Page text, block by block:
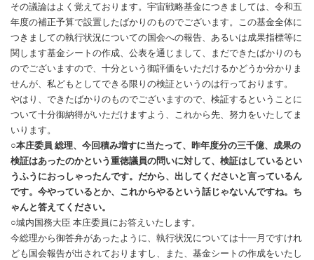
その議論はよく覚えております。宇宙戦略基金につきましては、令和五
年度の補正予算で設置したばかりのものでございます。この基金全体に
つきましての執行状況についての国会への報告、あるいは成果指標等に
関します基金シートの作成、公表を通じまして、まだできたばかりのも
のでございますので、十分という御評価をいただけるかどうか分かりま
せんが、私どもとしてできる限りの検証というのは行っております。
やはり、できたばかりのものでございますので、検証するということに
ついて十分御納得がいただけますよう、これから先、努力をいたしてま
いります。
○本庄委員 総理、今回積み増すに当たって、昨年度分の三千億、成果の
検証はあったのかという重徳議員の問いに対して、検証はしているとい
う ふうにおっしゃったんです。だから、出してくださいと言っているん
です。今やっているとか、これからやるという話じゃないんですね。ち
ゃんと答えてください。
○城内国務大臣 本庄委員にお答えいたします。
今総理から御答弁があったように、執行状況については十一月ですけれ
ども国会報告が出されておりますし、また、基金シートの作成をいたし